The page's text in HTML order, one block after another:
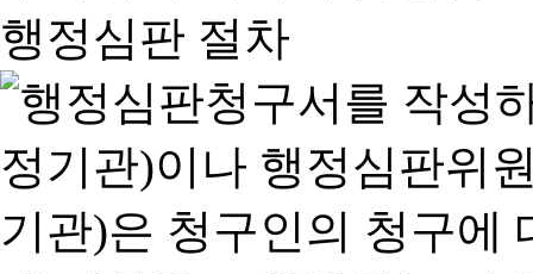
행정심판 절차